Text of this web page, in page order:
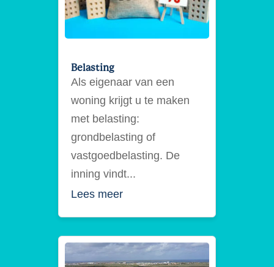
Belasting
Als eigenaar van een
woning krijgt u te maken
met belasting:
grondbelasting of
vastgoedbelasting. De
inning vindt...
Lees meer